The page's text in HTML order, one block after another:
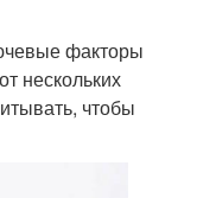
факторы
нескольких
чтобы